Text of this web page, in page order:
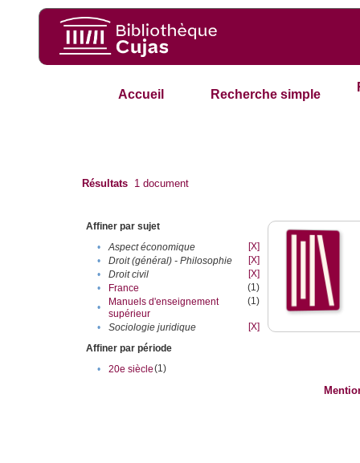
Accueil Recherche simple
Résultats 1 document
Affiner par sujet
•
Aspect économique
[X]
•
Droit (général) - Philosophie
[X]
•
Droit civil
[X]
•
France
(1)
•
Manuels d'enseignement
supérieur
(1)
• Sociologie juridique
[X]
Affiner par période
•
20e siècle(1)